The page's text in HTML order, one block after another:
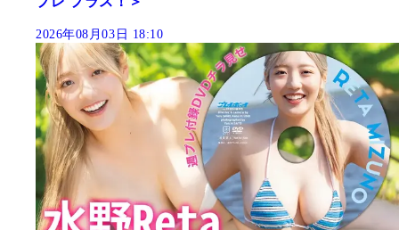
2026年08月03日 18:10